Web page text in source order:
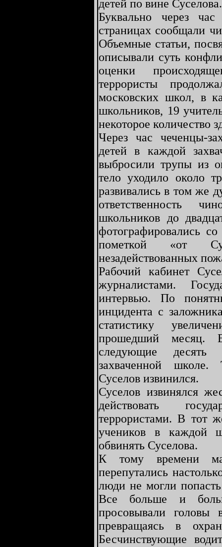
детей по вине Суселова.
Буквально через
страницах сообщали
Объемные статьи,
описывали суть
оценки
террористы
московских школ, в
школьников, 19
некоторое количество
Через час чеченцы-
детей в каждой
выбросили трупы из
тело уходило около
развивались в том же
ответственность
школьников до
фотографировались
пометкой «от
незадействованных
Рабочий кабинет
журналистами.
интервью. По
инцидента с
статистику
прошедший месяц.
следующие десять
захваченной школе.
Суселов извинился.
Суселов извинялся
действовать
террористами. В тот
учеников в каждой
обвинять Суселова.
К тому времени
перепутались
люди не могли
Все больше и
просовывали головы
превращаясь в
Бесчинствующие